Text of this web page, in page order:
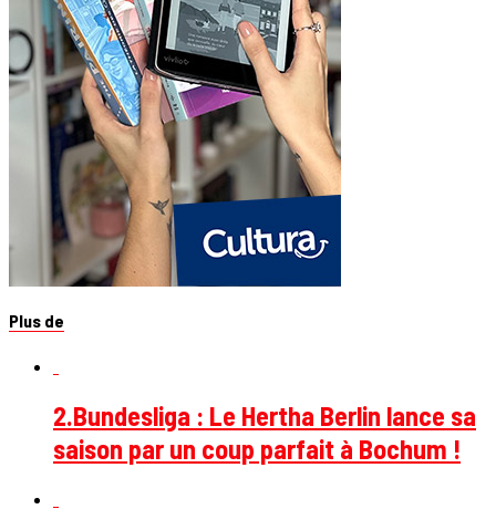
Plus de
2.Bundesliga : Le Hertha Berlin lance sa
saison par un coup parfait à Bochum !